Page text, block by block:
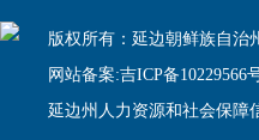
版权所有：延边朝鲜族自
网站备案:吉ICP备10229566
延边州人力资源和社会保障